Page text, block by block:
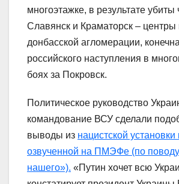
многоэтажке, в результате убиты
Славянск и Краматорск – центры
донбасской агломерации,
российского наступления в
боях за Покровск.
Политическое руководство
командование ВСУ сделали
выводы из нацистской
озвученной на ПМЭФе (по
нашего»). «Путин хочет всю